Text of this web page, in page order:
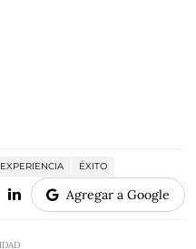
EXPERIENCIA ÉXITO
Agregar a Google